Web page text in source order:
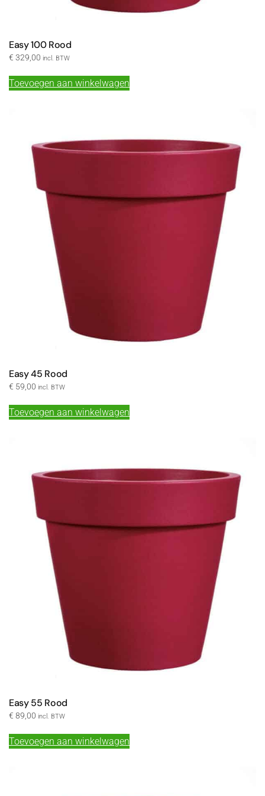
Easy 100 Rood
€ 329,00 incl. BTW
Toevoegen aan winkelwagen
Easy 45 Rood
€ 59,00 incl. BTW
Toevoegen aan winkelwagen
Easy 55 Rood
€ 89,00 incl. BTW
Toevoegen aan winkelwagen